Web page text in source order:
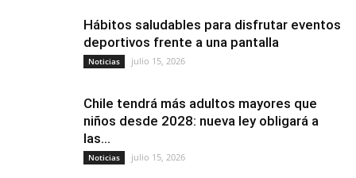
Hábitos saludables para disfrutar eventos
deportivos frente a una pantalla
Noticias julio 15, 2026
Chile tendrá más adultos mayores que
niños desde 2028: nueva ley obligará a
las...
Noticias julio 15, 2026